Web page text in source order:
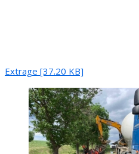
Extrage [37.20 KB]